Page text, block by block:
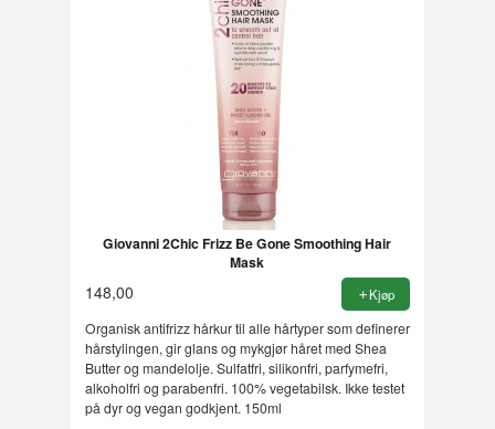
Giovanni 2Chic Frizz Be Gone Smoothing Hair
Mask
148,00 Kjøp
Organisk antifrizz hårkur til alle hårtyper som definerer
hårstylingen, gir glans og mykgjør håret med Shea
Butter og mandelolje. Sulfatfri, silikonfri, parfymefri,
alkoholfri og parabenfri. 100% vegetabilsk. Ikke testet
på dyr og vegan godkjent. 150ml